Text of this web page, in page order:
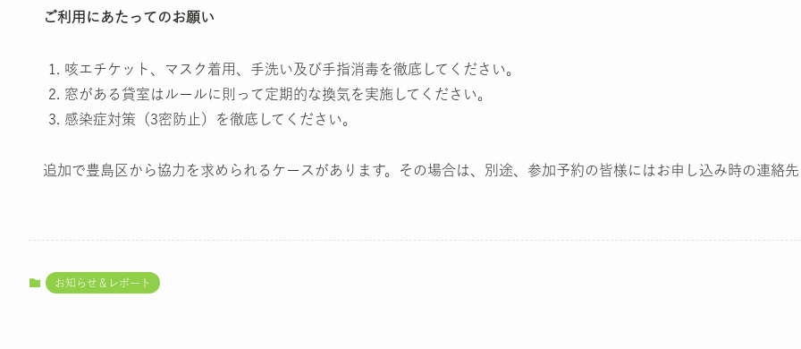
ご利用にあたってのお願い
咳エチケット、マスク着用、手洗い及び手指消毒を徹底してください。
窓がある貸室はルールに則って定期的な換気を実施してください。
感染症対策（3密防止）を徹底してください。
追加で豊島区から協力を求められるケースがあります。その場合は、別途、参加予約の皆様にはお申し込み時の連絡
お知らせ＆レポート